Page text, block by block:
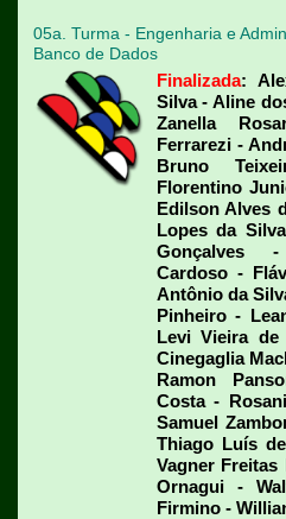
05a. Turma - Engenharia e
Banco de Dados
Finalizada:
Silva - Aline
Zanella
Ferrarezi -
Bruno
Florentino
Edilson Alves
Lopes da
Gonçalves
Cardoso -
Antônio da
Pinheiro -
Levi Vieira
Cinegaglia
Ramon
Costa -
Samuel
Thiago Luís
Vagner
Ornagui -
Firmino -